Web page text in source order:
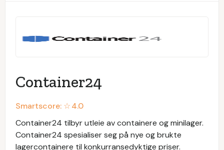
Container24
Smartscore: ☆4.0
Container24 tilbyr utleie av containere og minilager.
Container24 spesialiser seg på nye og brukte
lagercontainere til konkurransedyktige priser.